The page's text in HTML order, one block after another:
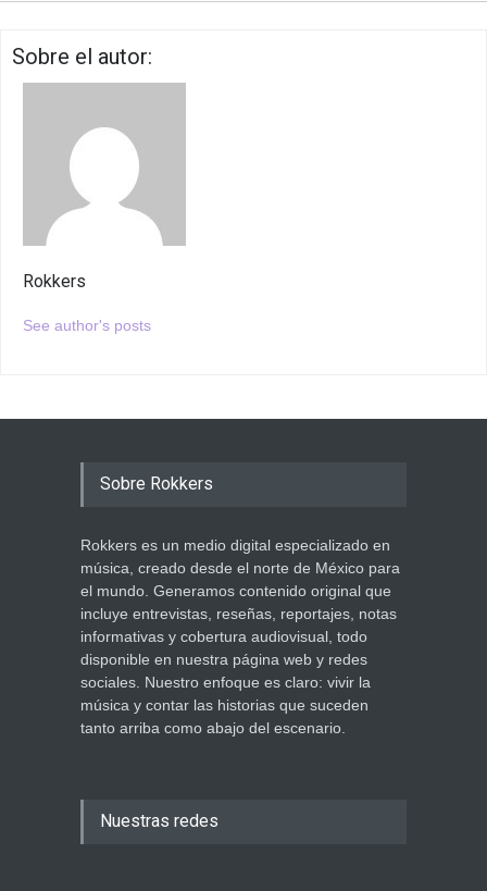
Sobre el autor:
Rokkers
See author's posts
Sobre Rokkers
Rokkers es un medio digital especializado en
música, creado desde el norte de México para
el mundo. Generamos contenido original que
incluye entrevistas, reseñas, reportajes, notas
informativas y cobertura audiovisual, todo
disponible en nuestra página web y redes
sociales. Nuestro enfoque es claro: vivir la
música y contar las historias que suceden
tanto arriba como abajo del escenario.
Nuestras redes